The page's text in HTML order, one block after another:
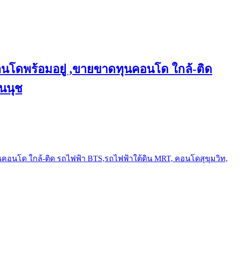
โดพร้อมอยู่ ,ขายขาดทุนคอนโด ใกล้-ติด
นุช
นโด ใกล้-ติด รถไฟฟ้า BTS,รถไฟฟ้าใต้ดิน MRT, คอนโดสุขุมวิท,